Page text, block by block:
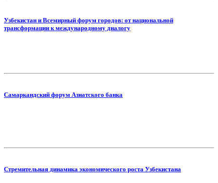
Узбекистан и Всемирный форум городов: от национальной
трансформации к международному диалогу
Самаркандский форум Азиатского банка
Стремительная динамика экономического роста Узбекистана